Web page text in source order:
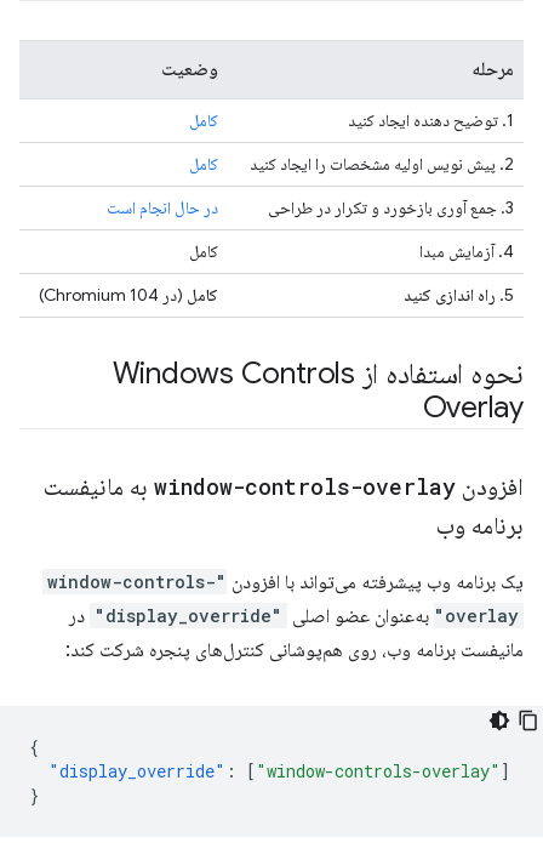
مرحله وضعیت
1. توضیح دهنده ایجاد کنید
کامل
2. پیش نویس اولیه مشخصات را ایجاد کنید
کامل
3. جمع آوری بازخورد و تکرار در طراحی
در حال انجام است
4. آزمایش مبدا
کامل
5. راه اندازی کنید کامل (در Chromium 104)
نحوه استفاده از Windows Controls
Overlay
افزودن window-controls-overlay به مانیفست
برنامه وب
یک برنامه وب پیشرفته می‌تواند با افزودن
"window-controls-
overlay"
به‌عنوان عضو اصلی "display_override"
در
مانیفست برنامه وب، روی هم‌پوشانی کنترل‌های پنجره شرکت کند:
{
"display_override" : [ "window-controls-overlay" ]
}